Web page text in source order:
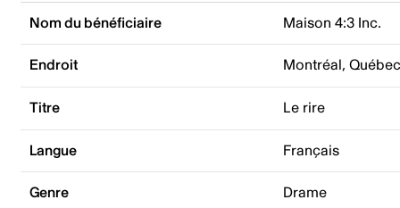
Nom du bénéficiaire Maison 4:3 Inc.
Endroit Montréal,
Titre Le rire
Langue Français
Genre Drame